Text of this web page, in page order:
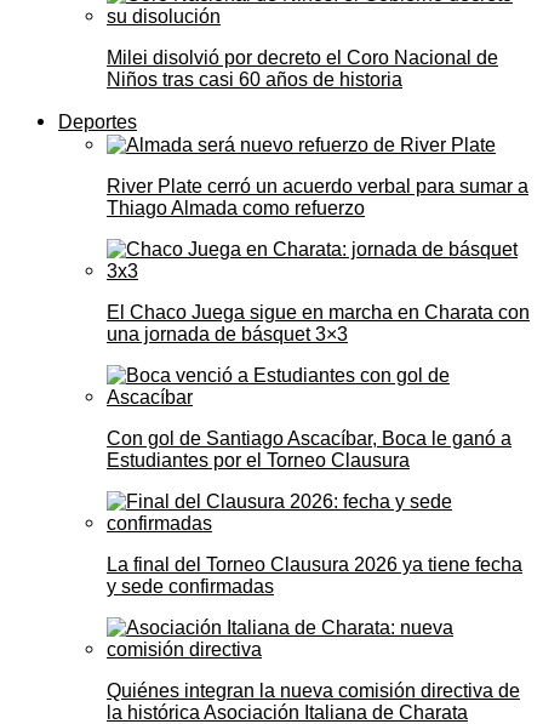
Milei disolvió por decreto el Coro Nacional de
Niños tras casi 60 años de historia
Deportes
River Plate cerró un acuerdo verbal para sumar a
Thiago Almada como refuerzo
El Chaco Juega sigue en marcha en Charata con
una jornada de básquet 3×3
Con gol de Santiago Ascacíbar, Boca le ganó a
Estudiantes por el Torneo Clausura
La final del Torneo Clausura 2026 ya tiene fecha
y sede confirmadas
Quiénes integran la nueva comisión directiva de
la histórica Asociación Italiana de Charata